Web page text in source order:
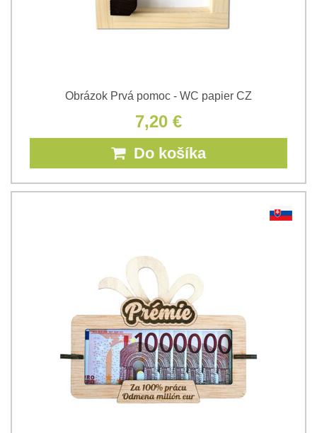
Obrázok Prvá pomoc - WC papier CZ
7,20 €
Do košíka